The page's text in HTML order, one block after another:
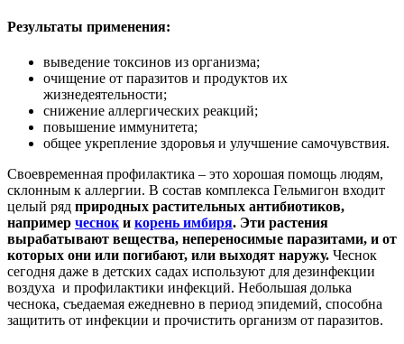
Результаты применения:
выведение токсинов из организма;
очищение от паразитов и продуктов их
жизнедеятельности;
снижение аллергических реакций;
повышение иммунитета;
общее укрепление здоровья и улучшение самочувствия.
Своевременная профилактика – это хорошая помощь людям,
склонным к аллергии. В состав комплекса Гельмигон входит
целый ряд природных растительных антибиотиков,
например чеснок и корень имбиря. Эти растения
вырабатывают вещества, непереносимые паразитами, и от
которых они или погибают, или выходят наружу. Чеснок
сегодня даже в детских садах используют для дезинфекции
воздуха и профилактики инфекций. Небольшая долька
чеснока, съедаемая ежедневно в период эпидемий, способна
защитить от инфекции и прочистить организм от паразитов.